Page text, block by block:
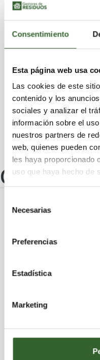
Consentimiento
Esta página web usa
Las cookies de este
contenido y los
sociales y analizar el
información sobre el
nuestros partners de
web, quienes pueden
les haya proporcionado
uso que haya hecho de
Necesarias
Preferencias
Estadística
Marketing
Irun
Ezkio-Itsaso
Lezo
Villabona
Gabiria
Bidegoian
Ibarra
Soraluze/
Belauntza
Aduna
Zestoa
Albiztur
Leintz-Gatzaga
Zerain
Arrasate/
Otros
AMBAR PLUS
Vitoria-Gasteiz |
BIDASOA
Irun | Trabaja